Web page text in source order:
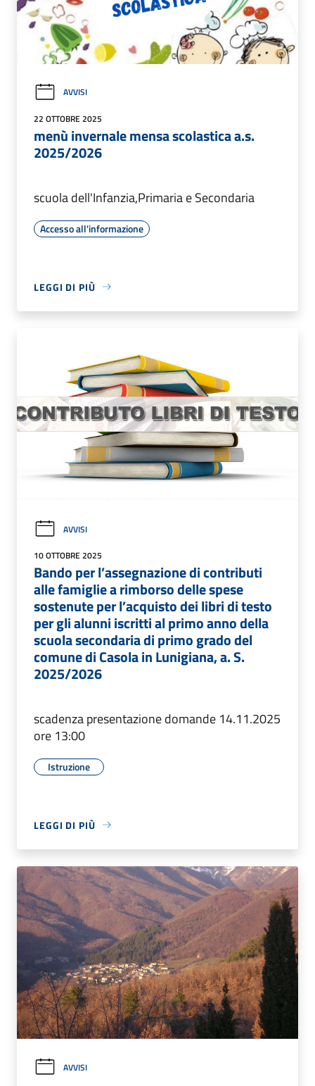
AVVISI
22 OTTOBRE 2025
menù invernale mensa scolastica a.s.
2025/2026
scuola dell'Infanzia,Primaria e Secondaria
Accesso all'informazione
LEGGI DI PIÙ
AVVISI
10 OTTOBRE 2025
Bando per l’assegnazione di contributi
alle famiglie a rimborso delle spese
sostenute per l’acquisto dei libri di testo
per gli alunni iscritti al primo anno della
scuola secondaria di primo grado del
comune di Casola in Lunigiana, a. S.
2025/2026
scadenza presentazione domande 14.11.2025
ore 13:00
Istruzione
LEGGI DI PIÙ
AVVISI